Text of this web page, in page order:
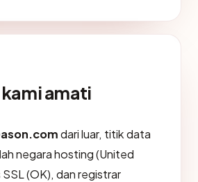
amati
dari luar, titik data
negara hosting (United
(OK), dan registrar